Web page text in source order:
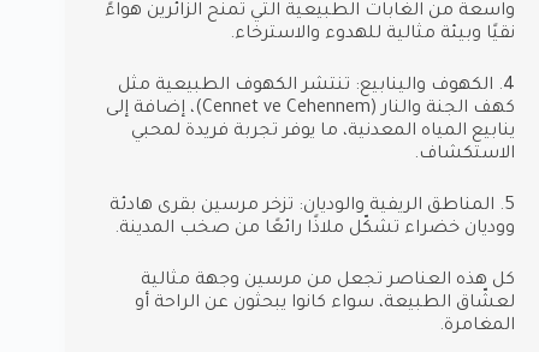
واسعة من الغابات الطبيعية التي تمنح الزائرين هواءً
نقيًا وبيئة مثالية للهدوء والاسترخاء.
4. الكهوف والينابيع: تنتشر الكهوف الطبيعية مثل
كهف الجنة والنار (Cennet ve Cehennem)، إضافة إلى
ينابيع المياه المعدنية، ما يوفر تجربة فريدة لمحبي
الاستكشاف.
5. المناطق الريفية والوديان: تزخر مرسين بقرى هادئة
ووديان خضراء تشكّل ملاذًا رائعًا من صخب المدينة.
كل هذه العناصر تجعل من مرسين وجهة مثالية
لعشّاق الطبيعة، سواء كانوا يبحثون عن الراحة أو
المغامرة.